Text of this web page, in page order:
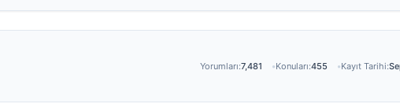
Yorumları:7,481 Konuları:455 Kayıt Tarihi: